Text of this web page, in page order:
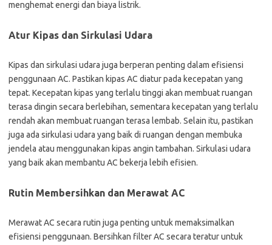
menghemat energi dan biaya listrik.
Atur Kipas dan Sirkulasi Udara
Kipas dan sirkulasi udara juga berperan penting dalam efisiensi
penggunaan AC. Pastikan kipas AC diatur pada kecepatan yang
tepat. Kecepatan kipas yang terlalu tinggi akan membuat ruangan
terasa dingin secara berlebihan, sementara kecepatan yang terlalu
rendah akan membuat ruangan terasa lembab. Selain itu, pastikan
juga ada sirkulasi udara yang baik di ruangan dengan membuka
jendela atau menggunakan kipas angin tambahan. Sirkulasi udara
yang baik akan membantu AC bekerja lebih efisien.
Rutin Membersihkan dan Merawat AC
Merawat AC secara rutin juga penting untuk memaksimalkan
efisiensi penggunaan. Bersihkan filter AC secara teratur untuk